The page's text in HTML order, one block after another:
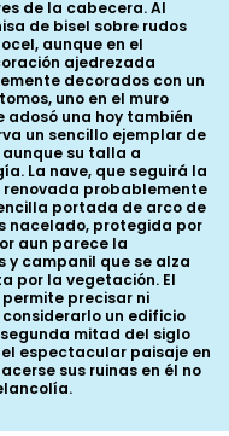
de la cabecera. Al
de bisel sobre rudos
aunque en el
ajedrezada
decorados con un
uno en el muro
adosó una hoy también
un sencillo ejemplar de
su talla a
La nave, que seguirá la
probablemente
portada de arco de
nacelado, protegida por
aun parece la
y campanil que se alza
por la vegetación. El
precisar ni
un edificio
mitad del siglo
espectacular paisaje en
sus ruinas en él no